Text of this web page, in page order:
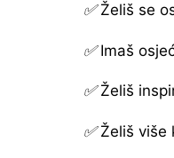
✅Želiš se
✅Imaš
✅Želiš
✅Želiš više